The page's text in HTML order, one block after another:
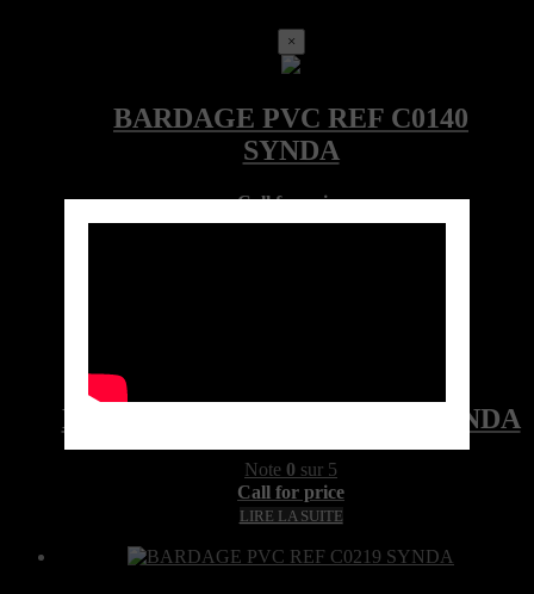
×
Call for price
BARDAGE PVC REF C0140 SYNDA
Note 0 sur 5
Call for price
LIRE LA SUITE